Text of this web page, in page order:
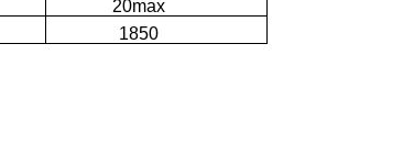
20max
1850